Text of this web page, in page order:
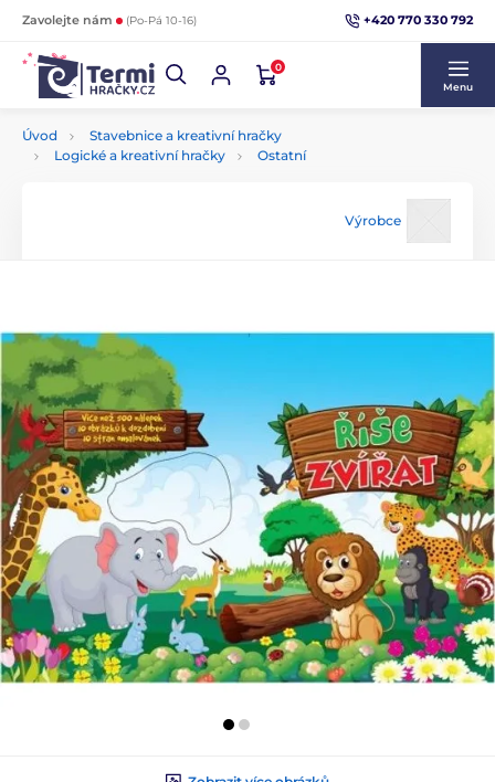
Zavolejte nám (Po-Pá 10-16) +420 770 330 792
0
Menu
Úvod
Stavebnice a kreativní hračky
Logické a kreativní hračky
Ostatní
Výrobce